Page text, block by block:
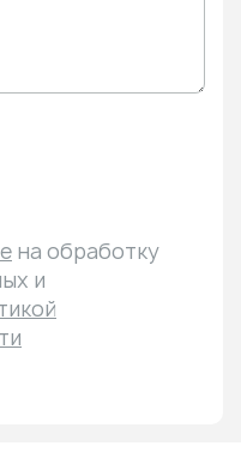
на обработку
и